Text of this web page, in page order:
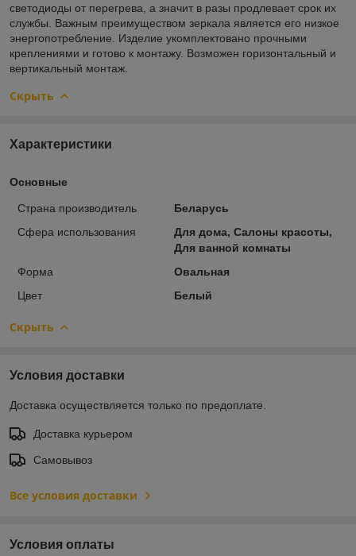
светодиоды от перегрева, а значит в разы продлевает срок их
службы. Важным преимуществом зеркала является его низкое
энергопотребление. Изделие укомплектовано прочными
креплениями и готово к монтажу. Возможен горизонтальный и
вертикальный монтаж.
Скрыть
Характеристики
Основные
Страна производитель
Беларусь
Сфера использования
Для дома, Салоны красоты,
Для ванной комнаты
Форма
Овальная
Цвет
Белый
Скрыть
Условия доставки
Доставка осуществляется только по предоплате.
Доставка курьером
Самовывоз
Все условия доставки
Условия оплаты